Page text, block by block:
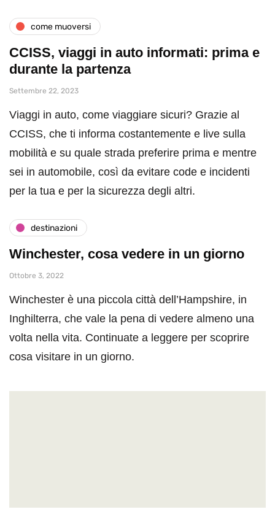
come muoversi
CCISS, viaggi in auto informati: prima e
durante la partenza
Settembre 22, 2023
Viaggi in auto, come viaggiare sicuri? Grazie al
CCISS, che ti informa costantemente e live sulla
mobilità e su quale strada preferire prima e mentre
sei in automobile, così da evitare code e incidenti
per la tua e per la sicurezza degli altri.
destinazioni
Winchester, cosa vedere in un giorno
Ottobre 3, 2022
Winchester è una piccola città dell’Hampshire, in
Inghilterra, che vale la pena di vedere almeno una
volta nella vita. Continuate a leggere per scoprire
cosa visitare in un giorno.